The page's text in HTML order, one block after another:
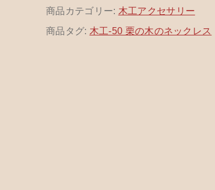
商品カテゴリー: 木工アクセサリー
商品タグ: 木工-50 栗の木のネックレス
革製品 アクセサリー
木工ペット用品 樹脂粘土